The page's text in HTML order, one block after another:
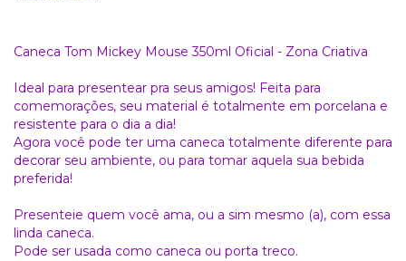
Caneca Tom Mickey Mouse 350ml Oficial - Zona Criativa
Ideal para presentear pra seus amigos! Feita para
comemorações, seu material é totalmente em porcelana e
resistente para o dia a dia!
Agora você pode ter uma caneca totalmente diferente para
decorar seu ambiente, ou para tomar aquela sua bebida
preferida!
Presenteie quem você ama, ou a sim mesmo (a), com essa
linda caneca.
Pode ser usada como caneca ou porta treco.